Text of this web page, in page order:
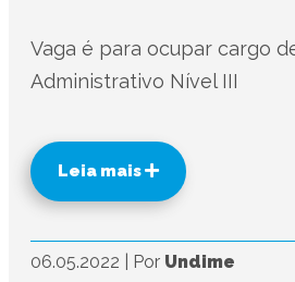
Vaga é para ocupar cargo
Administrativo Nível III
Leia mais
06.05.2022 Por Undime